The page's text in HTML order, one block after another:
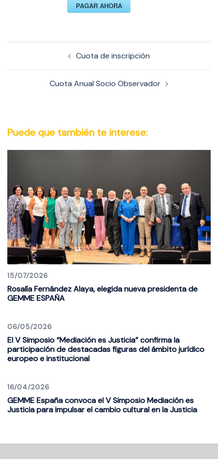
PAGAR AHORA
entradas
Cuota de inscripción
Cuota Anual Socio Observador
Puede que también te interese:
15/07/2026
Rosalía Fernández Alaya, elegida nueva presidenta de
GEMME ESPAÑA
06/05/2026
El V Simposio “Mediación es Justicia” confirma la
participación de destacadas figuras del ámbito jurídico
europeo e institucional
16/04/2026
GEMME España convoca el V Simposio Mediación es
Justicia para impulsar el cambio cultural en la Justicia